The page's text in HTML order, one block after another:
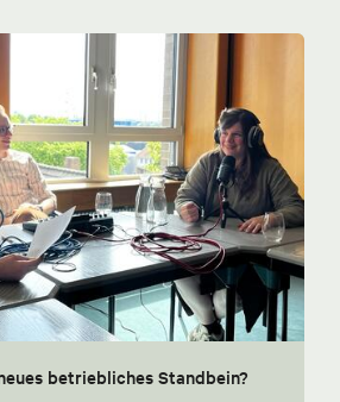
betriebliches Standbein?